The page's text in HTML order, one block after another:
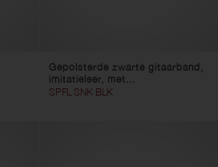
Gepolsterde zwarte gitaarband,
imitatieleer, met...
SPFL SNK BLK